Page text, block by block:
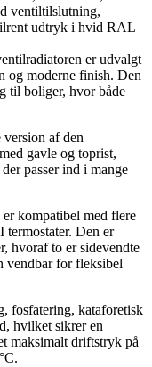
ventiltilslutning,
udtryk i hvid RAL
er udvalgt
og moderne finish. Den
til boliger, hvor både
af den
gavle og toprist,
passer ind i mange
kompatibel med flere
Den er
hvoraf to er sidevendte
vendbar for fleksibel
fosfatering, kataforetisk
hvilket sikrer en
maksimalt driftstryk på